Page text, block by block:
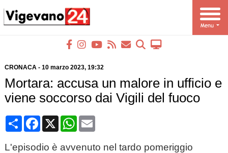
CRONACA- 10 marzo 2023, 19:32
Mortara: accusa un malore in ufficio e
viene soccorso dai Vigili del fuoco
CondividiFacebook
X WhatsApp
Email
L'episodio è avvenuto nel tardo pomeriggio